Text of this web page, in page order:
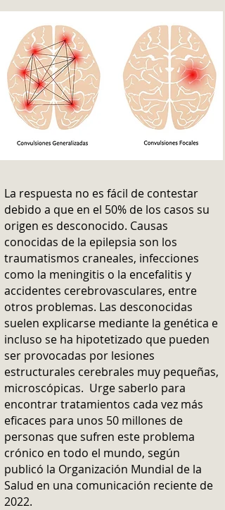
La respuesta no es fácil de contestar
debido a que en el 50% de los casos su
origen es desconocido. Causas
conocidas de la epilepsia son los
traumatismos craneales, infecciones
como la meningitis o la encefalitis y
accidentes cerebrovasculares, entre
otros problemas. Las desconocidas
suelen explicarse mediante la genética e
incluso se ha hipotetizado que pueden
ser provocadas por lesiones
estructurales cerebrales muy pequeñas,
microscópicas. Urge saberlo para
encontrar tratamientos cada vez más
eficaces para unos 50 millones de
personas que sufren este problema
crónico en todo el mundo, según
publicó la Organización Mundial de la
Salud en una comunicación reciente de
2022.